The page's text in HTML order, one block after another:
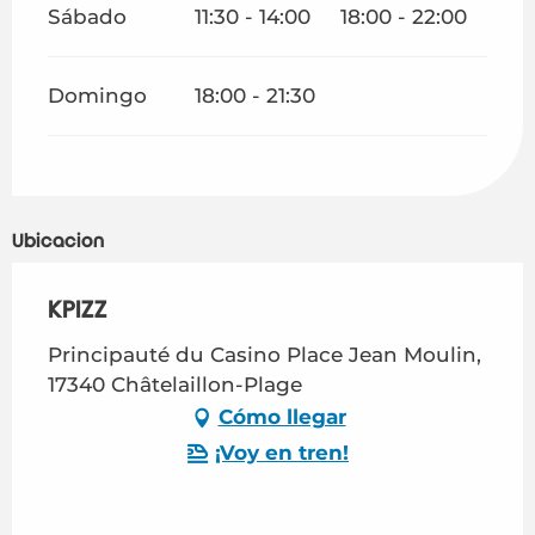
Sábado 11:30 - 14:00 18:00 - 22:00
Domingo 18:00 - 21:30
Ubicación
KPIZZ
Principauté du Casino Place Jean Moulin,
17340 Châtelaillon-Plage
Cómo llegar
¡Voy en tren!